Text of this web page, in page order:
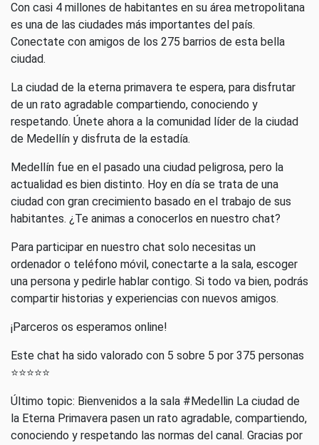
Con casi 4 millones de habitantes en su área metropolitana
es una de las ciudades más importantes del país.
Conectate con amigos de los 275 barrios de esta bella
ciudad.
La ciudad de la eterna primavera te espera, para disfrutar
de un rato agradable compartiendo, conociendo y
respetando. Únete ahora a la comunidad líder de la ciudad
de Medellín y disfruta de la estadía.
Medellín fue en el pasado una ciudad peligrosa, pero la
actualidad es bien distinto. Hoy en día se trata de una
ciudad con gran crecimiento basado en el trabajo de sus
habitantes. ¿Te animas a conocerlos en nuestro chat?
Para participar en nuestro chat solo necesitas un
ordenador o teléfono móvil, conectarte a la sala, escoger
una persona y pedirle hablar contigo. Si todo va bien, podrás
compartir historias y experiencias con nuevos amigos.
¡Parceros os esperamos online!
Este chat ha sido valorado con 5 sobre 5 por 375 personas
⭐⭐⭐⭐⭐
Último topic: Bienvenidos a la sala #Medellin La ciudad de
la Eterna Primavera pasen un rato agradable, compartiendo,
conociendo y respetando las normas del canal. Gracias por